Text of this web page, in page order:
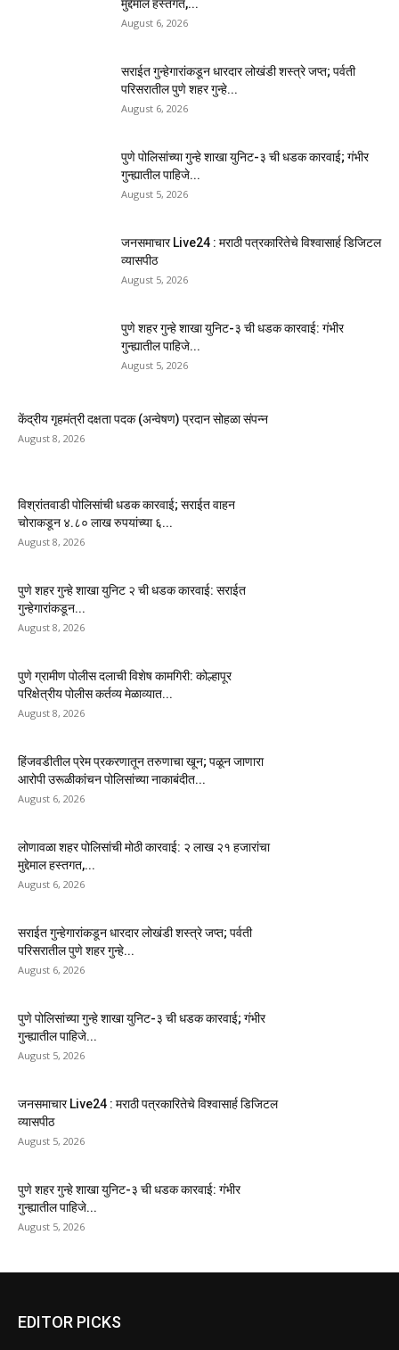
मुद्देमाल हस्तगत,...
August 6, 2026
सराईत गुन्हेगारांकडून धारदार लोखंडी शस्त्रे जप्त; पर्वती
परिसरातील पुणे शहर गुन्हे...
August 6, 2026
पुणे पोलिसांच्या गुन्हे शाखा युनिट-३ ची धडक कारवाई; गंभीर
गुन्ह्यातील पाहिजे...
August 5, 2026
जनसमाचार Live24 : मराठी पत्रकारितेचे विश्वासार्ह डिजिटल
व्यासपीठ
August 5, 2026
पुणे शहर गुन्हे शाखा युनिट-३ ची धडक कारवाई: गंभीर
गुन्ह्यातील पाहिजे...
August 5, 2026
केंद्रीय गृहमंत्री दक्षता पदक (अन्वेषण) प्रदान सोहळा संपन्न
August 8, 2026
विश्रांतवाडी पोलिसांची धडक कारवाई; सराईत वाहन
चोराकडून ४.८० लाख रुपयांच्या ६...
August 8, 2026
पुणे शहर गुन्हे शाखा युनिट २ ची धडक कारवाई: सराईत
गुन्हेगारांकडून...
August 8, 2026
पुणे ग्रामीण पोलीस दलाची विशेष कामगिरी: कोल्हापूर
परिक्षेत्रीय पोलीस कर्तव्य मेळाव्यात...
August 8, 2026
हिंजवडीतील प्रेम प्रकरणातून तरुणाचा खून; पळून जाणारा
आरोपी उरूळीकांचन पोलिसांच्या नाकाबंदीत...
August 6, 2026
लोणावळा शहर पोलिसांची मोठी कारवाई: २ लाख २१ हजारांचा
मुद्देमाल हस्तगत,...
August 6, 2026
सराईत गुन्हेगारांकडून धारदार लोखंडी शस्त्रे जप्त; पर्वती
परिसरातील पुणे शहर गुन्हे...
August 6, 2026
पुणे पोलिसांच्या गुन्हे शाखा युनिट-३ ची धडक कारवाई; गंभीर
गुन्ह्यातील पाहिजे...
August 5, 2026
जनसमाचार Live24 : मराठी पत्रकारितेचे विश्वासार्ह डिजिटल
व्यासपीठ
August 5, 2026
पुणे शहर गुन्हे शाखा युनिट-३ ची धडक कारवाई: गंभीर
गुन्ह्यातील पाहिजे...
August 5, 2026
EDITOR PICKS